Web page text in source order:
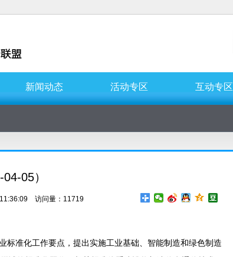
新闻动态 活动专区 互动专区
05）
访问量：11719
标准化工作要点，提出实施工业基础、智能制造和绿色制造